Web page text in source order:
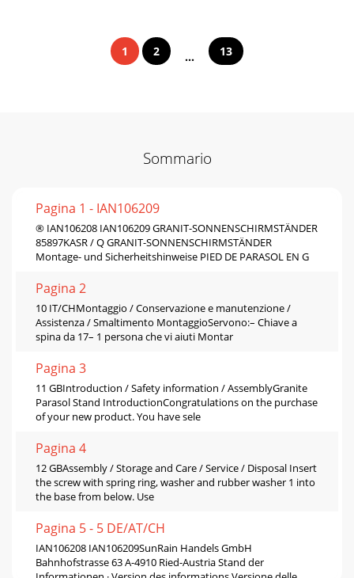
1 2 ... 13
Sommario
Pagina 1 - IAN106209
® IAN106208 IAN106209 GRANIT-SONNENSCHIRMSTÄNDER
85897KASR / Q GRANIT-SONNENSCHIRMSTÄNDER
Montage- und Sicherheitshinweise PIED DE PARASOL EN G
Pagina 2
10 IT/CHMontaggio / Conservazione e manutenzione /
Assistenza / Smaltimento MontaggioServono:– Chiave a
spina da 17– 1 persona che vi aiuti Montar
Pagina 3
11 GBIntroduction / Safety information / AssemblyGranite
Parasol Stand IntroductionCongratulations on the purchase
of your new product. You have sele
Pagina 4
12 GBAssembly / Storage and Care / Service / Disposal Insert
the screw with spring ring, washer and rubber washer 1 into
the base from below. Use
Pagina 5 - 5 DE/AT/CH
IAN106208 IAN106209SunRain Handels GmbH
Bahnhofstrasse 63 A-4910 Ried-Austria Stand der